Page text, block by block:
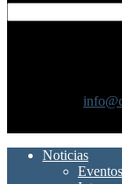
Noticias
Eventos